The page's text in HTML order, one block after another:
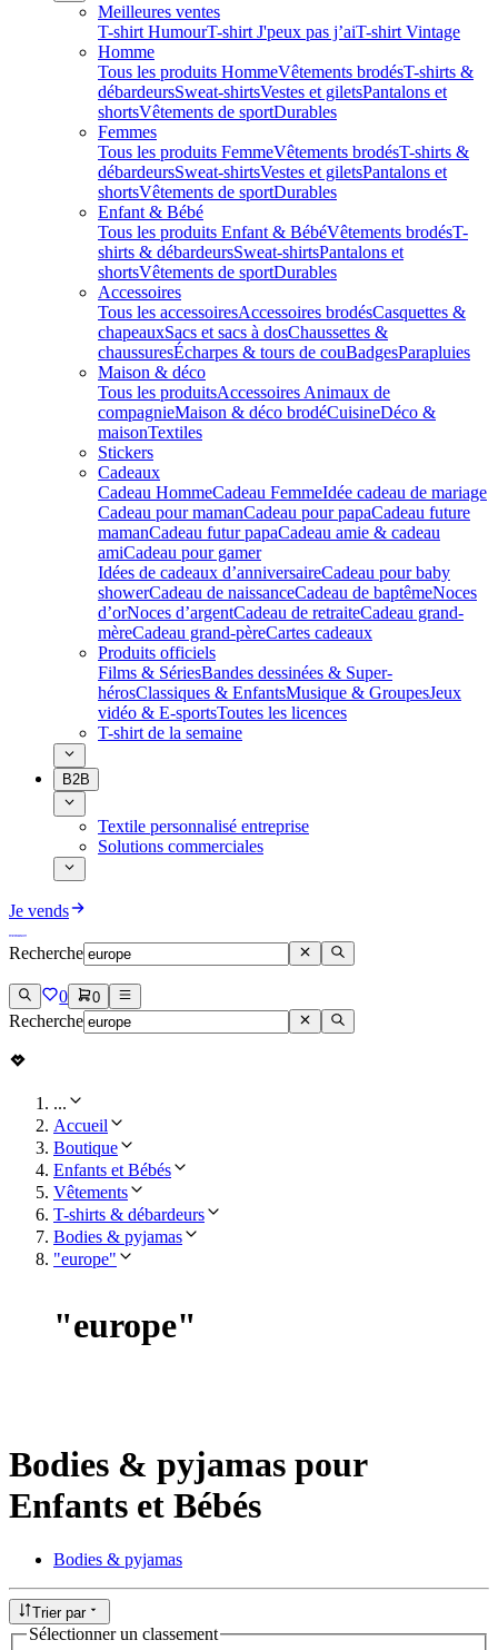
Meilleures ventes
T-shirt HumourT-shirt J'peux pas j’aiT-shirt Vintage
Homme
Tous les produits HommeVêtements brodésT-shirts &
débardeursSweat-shirtsVestes et giletsPantalons et
shortsVêtements de sportDurables
Femmes
Tous les produits FemmeVêtements brodésT-shirts &
débardeursSweat-shirtsVestes et giletsPantalons et
shortsVêtements de sportDurables
Enfant & Bébé
Tous les produits Enfant & BébéVêtements brodésT-
shirts & débardeursSweat-shirtsPantalons et
shortsVêtements de sportDurables
Accessoires
Tous les accessoiresAccessoires brodésCasquettes &
chapeauxSacs et sacs à dosChaussettes &
chaussuresÉcharpes & tours de couBadgesParapluies
Maison & déco
Tous les produitsAccessoires Animaux de
compagnieMaison & déco brodéCuisineDéco &
maisonTextiles
Stickers
Cadeaux
Cadeau HommeCadeau FemmeIdée cadeau de mariage​
Cadeau pour mamanCadeau pour papaCadeau future
mamanCadeau futur papaCadeau amie & cadeau
amiCadeau pour gamer
Idées de cadeaux d’anniversaireCadeau pour baby
showerCadeau de naissanceCadeau de baptêmeNoces
d’orNoces d’argentCadeau de retraiteCadeau grand-
mèreCadeau grand-pèreCartes cadeaux
Produits officiels
Films & SériesBandes dessinées & Super-
hérosClassiques & EnfantsMusique & GroupesJeux
vidéo & E-sportsToutes les licences
T-shirt de la semaine
B2B
Textile personnalisé entreprise
Solutions commerciales
Je vends
Recherche
0 0
Recherche
...
Accueil
Boutique
Enfants et Bébés
Vêtements
T-shirts & débardeurs
Bodies & pyjamas
"europe"
"europe"
Bodies & pyjamas pour
Enfants et Bébés
Bodies & pyjamas
Trier par
Sélectionner un classement